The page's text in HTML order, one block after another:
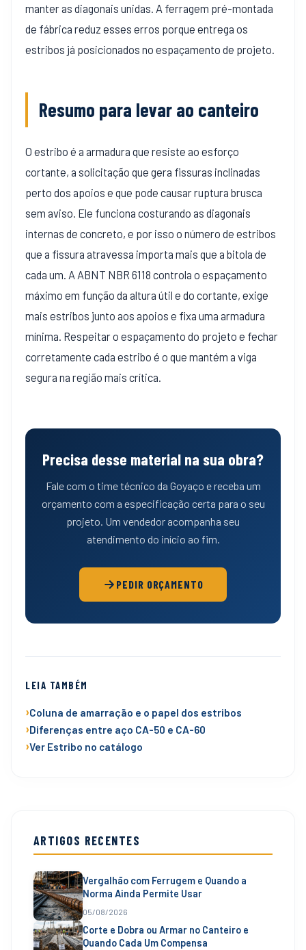
manter as diagonais unidas. A ferragem pré-montada
de fábrica reduz esses erros porque entrega os
estribos já posicionados no espaçamento de projeto.
Resumo para levar ao canteiro
O estribo é a armadura que resiste ao esforço
cortante, a solicitação que gera fissuras inclinadas
perto dos apoios e que pode causar ruptura brusca
sem aviso. Ele funciona costurando as diagonais
internas de concreto, e por isso o número de estribos
que a fissura atravessa importa mais que a bitola de
cada um. A ABNT NBR 6118 controla o espaçamento
máximo em função da altura útil e do cortante, exige
mais estribos junto aos apoios e fixa uma armadura
mínima. Respeitar o espaçamento do projeto e fechar
corretamente cada estribo é o que mantém a viga
segura na região mais crítica.
Precisa desse material na sua obra?
Fale com o time técnico da Goyaço e receba um
orçamento com a especificação certa para o seu
projeto. Um vendedor acompanha seu
atendimento do início ao fim.
PEDIR ORÇAMENTO
LEIA TAMBÉM
Coluna de amarração e o papel dos estribos
Diferenças entre aço CA-50 e CA-60
Ver Estribo no catálogo
ARTIGOS RECENTES
Vergalhão com Ferrugem e Quando a
Norma Ainda Permite Usar
05/08/2026
Corte e Dobra ou Armar no Canteiro e
Quando Cada Um Compensa